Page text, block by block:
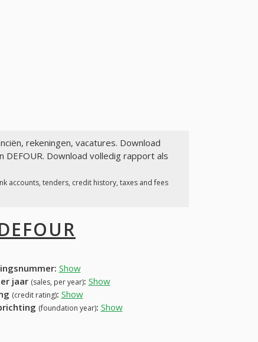
rekeningen, vacatures. Download
Download volledig rapport als
accounts, tenders, credit history, taxes and fees
Show
jaar (sales, per year): Show
(credit rating): Show
(foundation year): Show